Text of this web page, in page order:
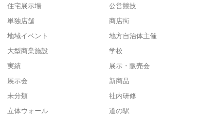
住宅展示場
公営競技
単独店舗
商店街
地域イベント
地方自治体主催
大型商業施設
学校
実績
展示・販売会
展示会
新商品
未分類
社内研修
立体ウォール
道の駅